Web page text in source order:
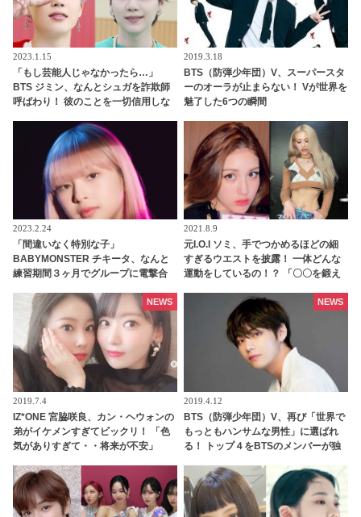
2023.1.15
「もし芸能人じゃなかったら…」
BTS ジミン、なんとシュガを詐欺師
呼ばわり！ 彼のことを一切信用しな
ならなかったシュガの未来を自信た
っぷりに予言する様子が面白すぎる
2019.3.18
BTS（防弾少年団）V、スーパースタ
ーのオーラが止まらない！ Vが世界を
魅了した6つの瞬間
2023.2.24
「間違いなく特別な子」
BABYMONSTER チキータ、なんと
練習期間３ヶ月でグループに電撃合
鼓判！ 圧巻の才能でYGエンタの重鎮
を唸らせる
2021.8.9
元I.O.I ソミ、手でつかめるほどの細
すぎるウエストを披露！ 一体どんな
運動をしているの！？ 「〇〇を鍛え
2019.7.4
IZ*ONE 宮脇咲良、カン・ヘウォンの
弟がイケメンすぎてビックリ！ 「色
気がありすぎて・・将来が不安」
NEWS
2019.4.12
BTS（防弾少年団）V、再び「世界で
もっともハンサムな男性」に選ばれ
る！ トップ４をBTSのメンバーが独
NEWS